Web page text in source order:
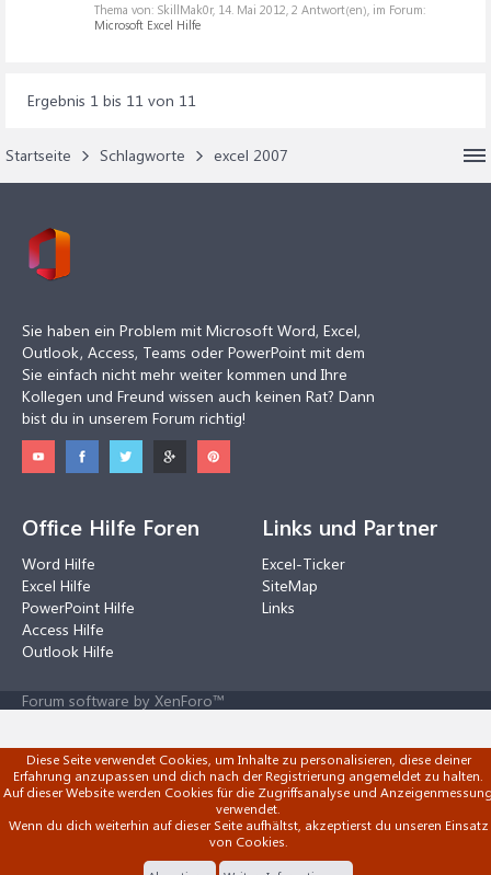
Thema von: SkillMak0r, 14. Mai 2012, 2 Antwort(en), im Forum:
Microsoft Excel Hilfe
Ergebnis 1 bis 11 von 11
Startseite Schlagworte excel 2007
Sie haben ein Problem mit Microsoft Word, Excel,
Outlook, Access, Teams oder PowerPoint mit dem
Sie einfach nicht mehr weiter kommen und Ihre
Kollegen und Freund wissen auch keinen Rat? Dann
bist du in unserem Forum richtig!
Office Hilfe Foren
Word Hilfe
Excel Hilfe
PowerPoint Hilfe
Access Hilfe
Outlook Hilfe
Links und Partner
Excel-Ticker
SiteMap
Links
Forum software by XenForo™
Diese Seite verwendet Cookies, um Inhalte zu personalisieren, diese deiner
Erfahrung anzupassen und dich nach der Registrierung angemeldet zu halten.
Auf dieser Website werden Cookies für die Zugriffsanalyse und
verwendet.
Wenn du dich weiterhin auf dieser Seite aufhältst, akzeptierst du unseren Einsatz
von Cookies.